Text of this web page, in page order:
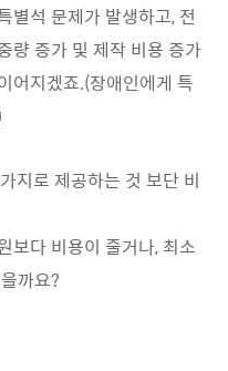
별석 문제가 발생하고, 전
량 증가 및 제작 비용 증가
어지겠죠.(장애인에게 특
지로 제공하는 것 보단 비
보다 비용이 줄거나, 최소
까요?